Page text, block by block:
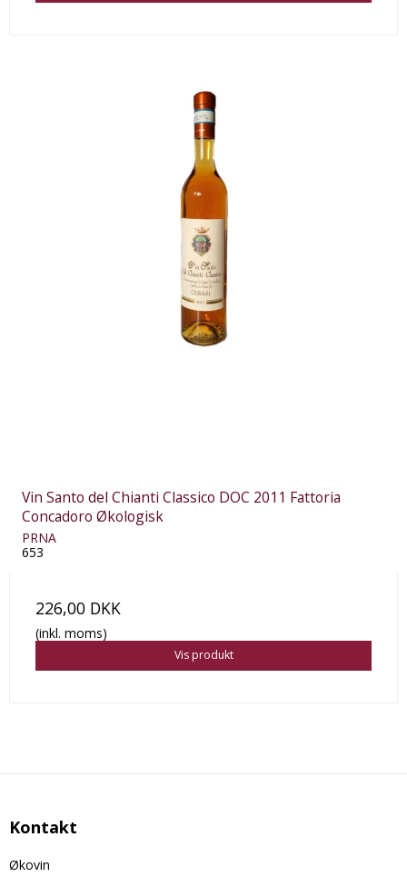
Vin Santo del Chianti Classico DOC 2011 Fattoria
Concadoro Økologisk
PRNA
653
226,00 DKK
(inkl. moms)
Vis produkt
Kontakt
Økovin